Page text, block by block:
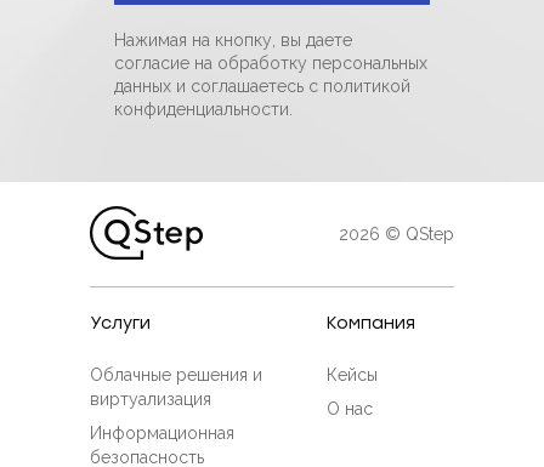
Нажимая на кнопку, вы даете
согласие на обработку персональных
данных и соглашаетесь c политикой
конфиденциальности.
2026 © QStep
Услуги
Облачные решения и
виртуализация
Информационная
безопасность
Компания
Кейсы
О нас